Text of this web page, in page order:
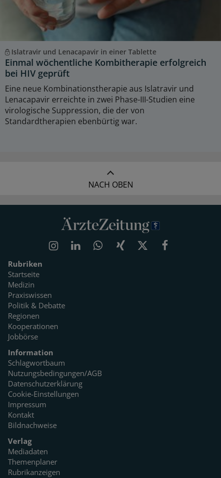
Islatravir und Lenacapavir in einer Tablette
Einmal wöchentliche Kombitherapie erfolgreich
bei HIV geprüft
Eine neue Kombinationstherapie aus Islatravir und
Lenacapavir erreichte in zwei Phase-III-Studien eine
virologische Suppression, die der von
Standardtherapien ebenbürtig war.
NACH OBEN
Rubriken
Startseite
Medizin
Praxiswissen
Politik & Debatte
Regionen
Kooperationen
Jobbörse
Information
Schlagwortbaum
Nutzungsbedingungen/AGB
Datenschutzerklärung
Cookie-Einstellungen
Impressum
Kontakt
Bildnachweise
Verlag
Mediadaten
Themenplaner
Rubrikanzeigen